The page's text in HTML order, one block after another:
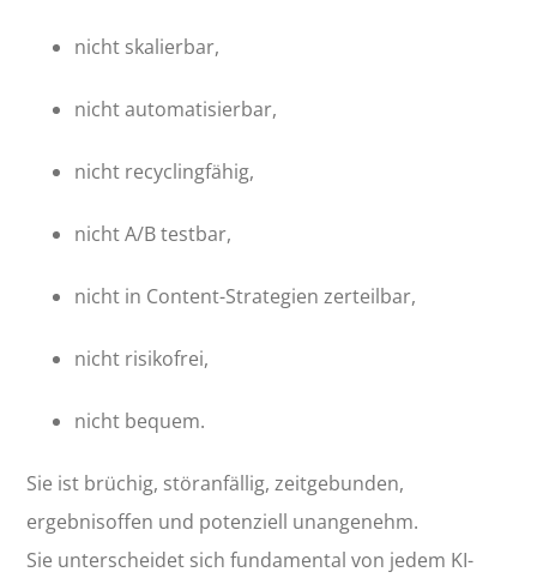
nicht skalierbar,
nicht automatisierbar,
nicht recyclingfähig,
nicht A/B testbar,
nicht in Content-Strategien zerteilbar,
nicht risikofrei,
nicht bequem.
Sie ist brüchig, störanfällig, zeitgebunden,
ergebnisoffen und potenziell unangenehm.
Sie unterscheidet sich fundamental von jedem KI-